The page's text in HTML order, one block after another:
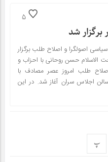
5
شد
اصولگرا و اصلاح طلب برگزار
الاسلام حسن روحانی با احزاب و
طلب امروز عصر مصادف با
اجلاس سران آغاز شد. در این
پ